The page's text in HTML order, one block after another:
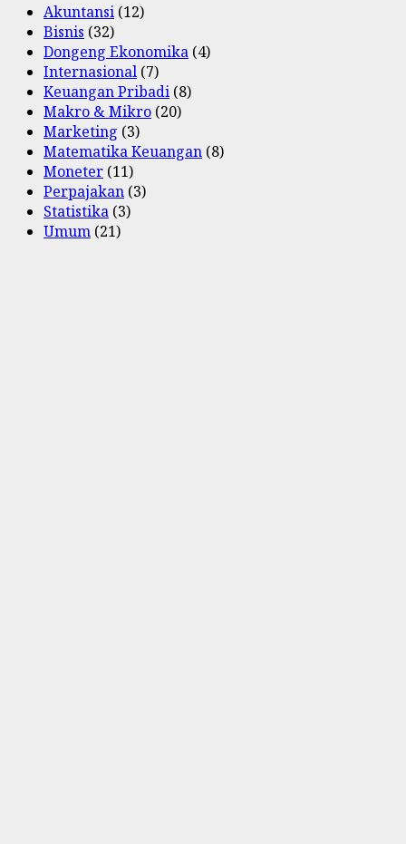
Akuntansi (12)
Bisnis (32)
Dongeng Ekonomika (4)
Internasional (7)
Keuangan Pribadi (8)
Makro & Mikro (20)
Marketing (3)
Matematika Keuangan (8)
Moneter (11)
Perpajakan (3)
Statistika (3)
Umum (21)